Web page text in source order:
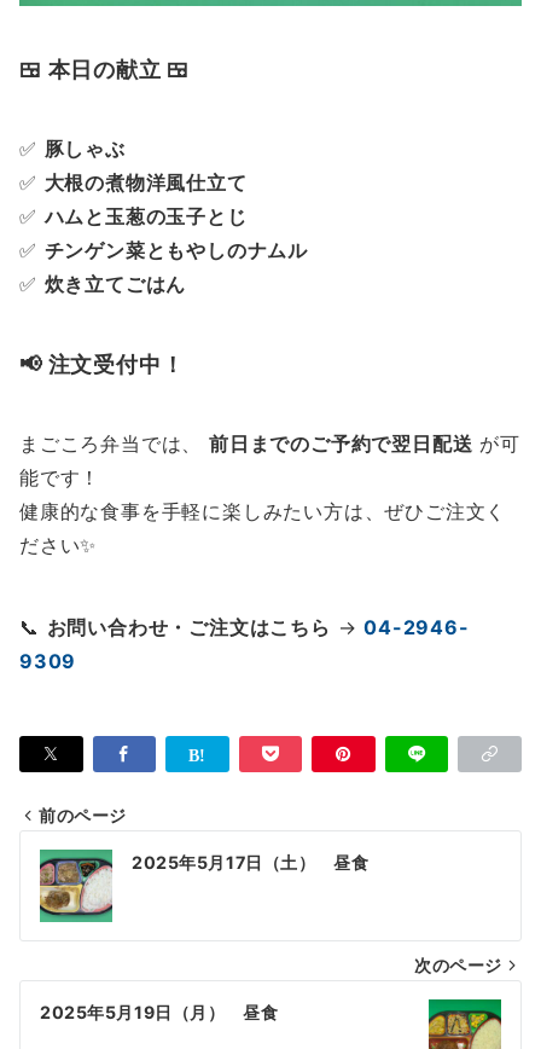
🍱 本日の献立 🍱
✅ 豚しゃぶ
✅ 大根の煮物洋風仕立て
✅ハムと玉葱の玉子とじ
✅ チンゲン菜ともやしのナムル
✅ 炊き立てごはん
📢 注文受付中！
まごころ弁当では、 前日までのご予約で翌日配送 が可
能です！
健康的な食事を手軽に楽しみたい方は、ぜひご注文く
ださい✨
📞 お問い合わせ・ご注文はこちら →04-2946-
9309
投
稿
ナ
ビ
ゲ
前のページ
2025年5月17日（土） 昼食
次のページ
2025年5月19日（月） 昼食